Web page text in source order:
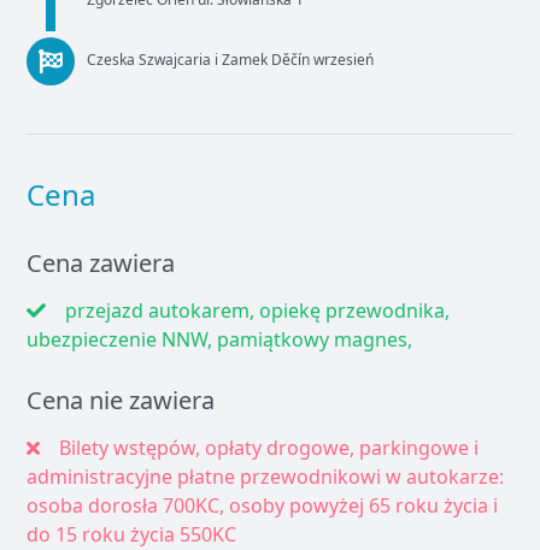
Czeska Szwajcaria i Zamek Děčín wrzesień
Cena
Cena zawiera
przejazd autokarem, opiekę przewodnika,
ubezpieczenie NNW, pamiątkowy magnes,
Cena nie zawiera
Bilety wstępów, opłaty drogowe, parkingowe i
administracyjne płatne przewodnikowi w autokarze:
osoba dorosła 700KC, osoby powyżej 65 roku życia i
do 15 roku życia 550KC